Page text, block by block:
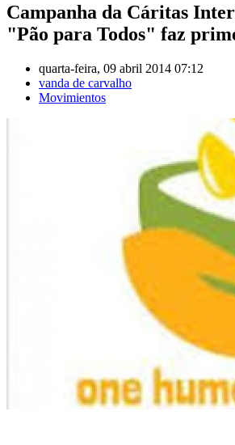
Campanha da Cáritas
"Pão para Todos" faz
quarta-feira, 09 abril 2014 07:12
vanda de carvalho
Movimientos